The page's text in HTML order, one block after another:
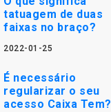
tatuagem de duas
faixas no braço?
2022-01-25
É necessário
regularizar o seu
acesso Caixa Tem?